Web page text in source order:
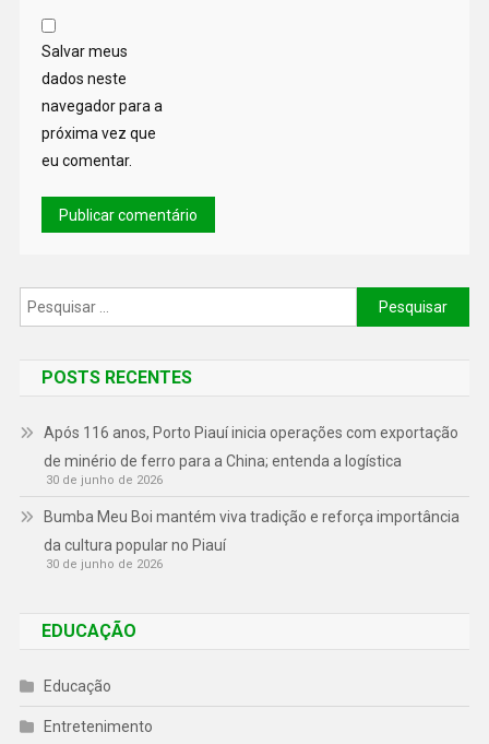
Salvar meus
dados neste
navegador para a
próxima vez que
eu comentar.
POSTS RECENTES
Após 116 anos, Porto Piauí inicia operações com exportação
de minério de ferro para a China; entenda a logística
30 de junho de 2026
Bumba Meu Boi mantém viva tradição e reforça importância
da cultura popular no Piauí
30 de junho de 2026
EDUCAÇÃO
Educação
Entretenimento